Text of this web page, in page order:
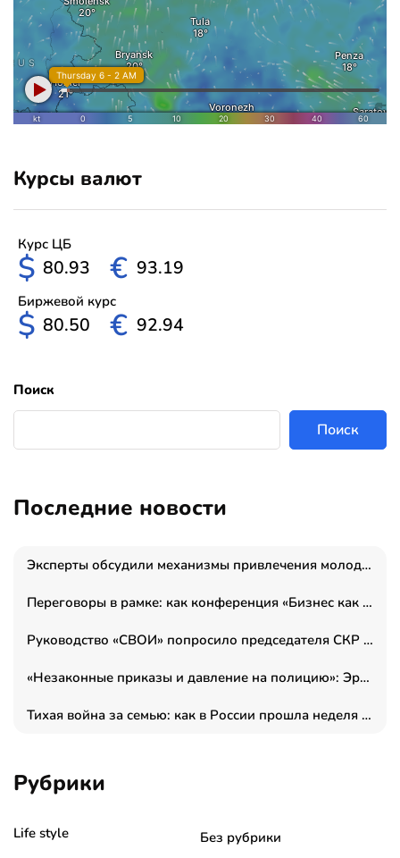
Курсы валют
Курс ЦБ
$ 80.93 € 93.19
Биржевой курс
$ 80.50 € 92.94
Поиск
Поиск
Последние новости
Эксперты обсудили механизмы привлечения молодых специалистов в промышленные города
Переговоры в рамке: как конференция «Бизнес как искусство» переформатирует деловой этикет в стенах ТПП РФ
Руководство «СВОИ» попросило председателя СКР дать правовую оценку обысков в тыловом штабе
«Незаконные приказы и давление на полицию»: Эрнеста Султанова задержали у посольства Израиля во время одиночного пикета
Тихая война за семью: как в России прошла неделя правовой помощи
Рубрики
Life style Без рубрики